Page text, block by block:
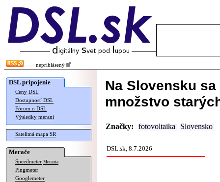
neprihlásený
DSL pripojenie
Ceny DSL
Dostupnosť DSL
Fórum o DSL
Výsledky meraní
Satelitná mapa SR
Merače
Speedmeter Merania
Pingmeter
Googlemeter
Na Slovensku
množstvo
Značky: fotovoltaika Slovensko
DSL.sk, 8.7.2026